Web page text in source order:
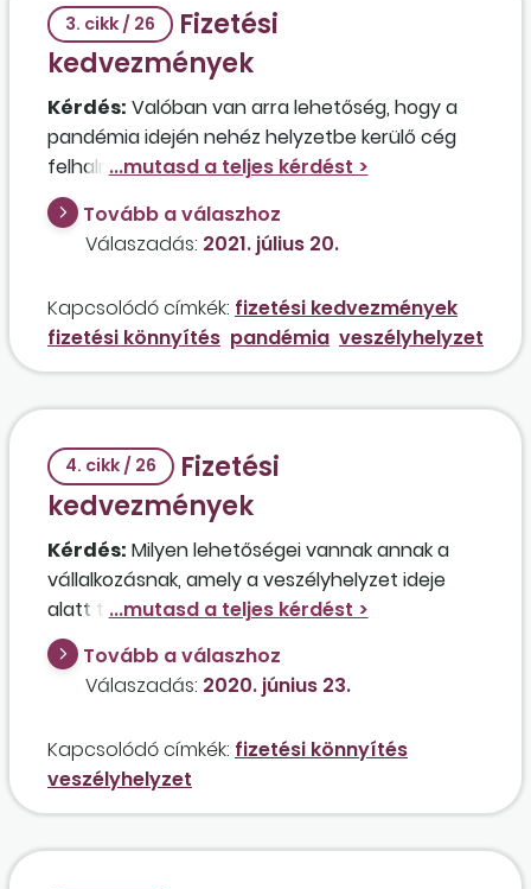
3. cikk / 26
Fizetési
kedvezmények
Kérdés: Valóban van arra lehetőség, hogy a
pandémia idején nehéz helyzetbe kerülő cég
felhalmozott tartozásait elengedje az
adóhatóság? Milyen feltételekkel kérhető az
elengedés?
Tovább a válaszhoz
Válaszadás: 2021. július 20.
Kapcsolódó címkék: fizetési kedvezmények
fizetési könnyítés pandémia veszélyhelyzet
4. cikk / 26
Fizetési
kedvezmények
Kérdés: Milyen lehetőségei vannak annak a
vállalkozásnak, amely a veszélyhelyzet ideje
alatt teljesen felélte a tartalékait, és mostanra
jelentős köztehertartozást halmozott fel? Van
valamilyen halasztás vagy méltányosság
ebben az esetben?
Tovább a válaszhoz
Válaszadás: 2020. június 23.
Kapcsolódó címkék: fizetési könnyítés
veszélyhelyzet